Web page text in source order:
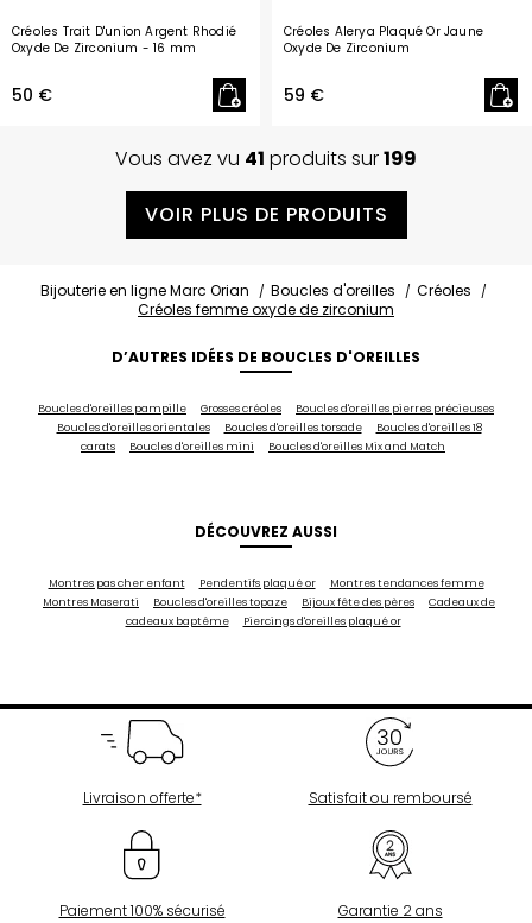
Créoles Trait D'union Argent Rhodié
Oxyde De Zirconium - 16 mm
50 €
Créoles Alerya Plaqué Or Jaune
Oxyde De Zirconium
59 €
Vous avez vu 41 produits sur199
VOIR PLUS DE PRODUITS
Bijouterie en ligne Marc Orian Boucles d'oreilles
Créoles
Créoles femme oxyde de zirconium
D’AUTRES IDÉES DE BOUCLES D'OREILLES
Boucles d'oreilles pampille Grosses créoles
Boucles d'oreilles pierres précieuses
Boucles d'oreilles orientales
Boucles d'oreilles torsade
Boucles d'oreilles 18
carats
Boucles d'oreilles mini Boucles d'oreilles Mix and Match
DÉCOUVREZ AUSSI
Montres pas cher enfant Pendentifs plaqué or
Montres tendances femme
Montres Maserati
Boucles d'oreilles topaze Bijoux fête des pères
Cadeaux de
cadeaux baptême
Piercings d'oreilles plaqué or
Livraison offerte* Satisfait ou remboursé
Paiement 100% sécurisé Garantie 2 ans